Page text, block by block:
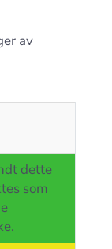
av
dette
som